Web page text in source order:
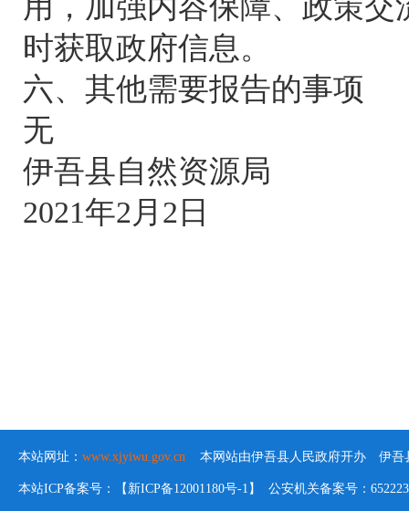
用，加强内容保障、政策
时获取政府信息。
六、其他需要报告的事项
无
伊吾县自然资源局
2021年2月2日
本站网址： www.xjyiwu.gov.cn 本网站由伊吾县人民政府开办 伊吾
本站ICP备案号：【新ICP备12001180号-1】 公安机关备案号：